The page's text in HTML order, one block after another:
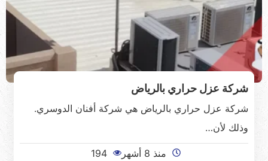
شركة عزل حراري بالرياض
شركة عزل حراري بالرياض هي شركة أفنان الدوسري.
وذلك لأن…
منذ 8 أشهر 194